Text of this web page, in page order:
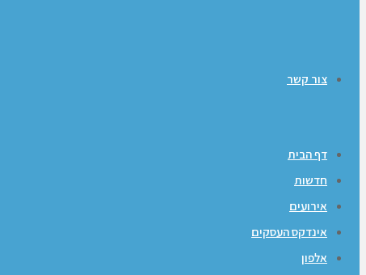
צור קשר
דף הבית
חדשות
אירועים
אינדקס העסקים
אלפון